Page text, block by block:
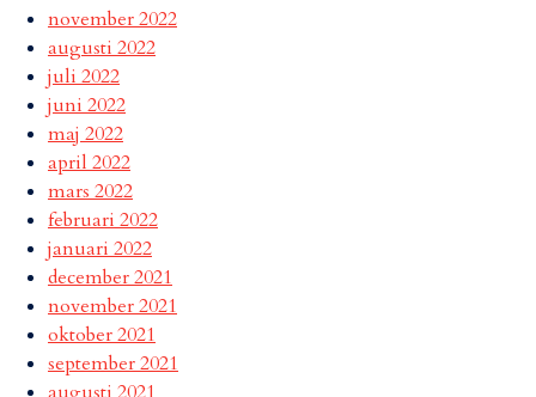
november 2022
augusti 2022
juli 2022
juni 2022
maj 2022
april 2022
mars 2022
februari 2022
januari 2022
december 2021
november 2021
oktober 2021
september 2021